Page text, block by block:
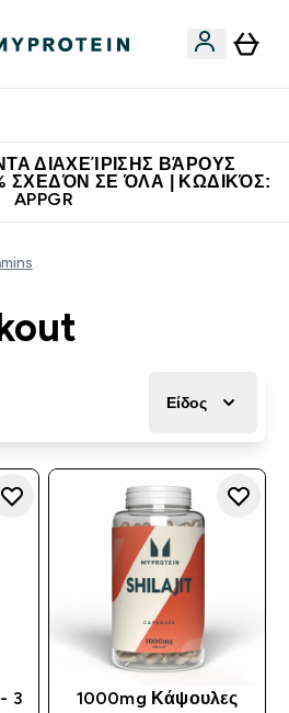
ΔΙΑΧΕΊΡΙΣΗΣ ΒΆΡΟΥΣ
ΣΧΕΔΌΝ ΣΕ ΌΛΑ | ΚΩΔΙΚΌΣ:
APPGR
Είδος
3
1000mg Κάψουλες